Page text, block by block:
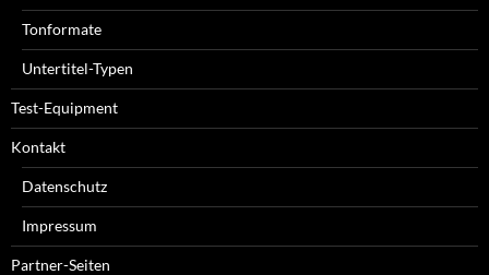
Tonformate
Untertitel-Typen
Test-Equipment
Kontakt
Datenschutz
Impressum
Partner-Seiten